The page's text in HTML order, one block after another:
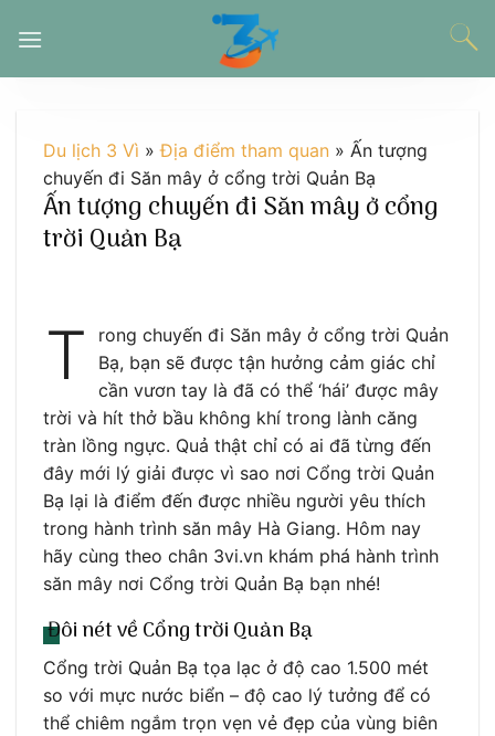
đến
Du lịch 3 Vì »Địa điểm tham quan » Ấn tượng
chuyến đi Săn mây ở cổng trời Quản Bạ
Ấn tượng chuyến đi Săn mây ở cổng
trời Quản Bạ
T
rong chuyến đi Săn mây ở cổng trời Quản
Bạ, bạn sẽ được tận hưởng cảm giác chỉ
cần vươn tay là đã có thể ‘hái’ được mây
trời và hít thở bầu không khí trong lành căng
tràn lồng ngực. Quả thật chỉ có ai đã từng đến
đây mới lý giải được vì sao nơi Cổng trời Quản
Bạ lại là điểm đến được nhiều người yêu thích
trong hành trình săn mây Hà Giang. Hôm nay
hãy cùng theo chân 3vi.vn khám phá hành trình
săn mây nơi Cổng trời Quản Bạ bạn nhé!
Đôi nét về Cổng trời Quản Bạ
Cổng trời Quản Bạ tọa lạc ở độ cao 1.500 mét
so với mực nước biển – độ cao lý tưởng để có
thể chiêm ngắm trọn vẹn vẻ đẹp của vùng biên